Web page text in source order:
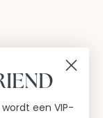
een VIP-